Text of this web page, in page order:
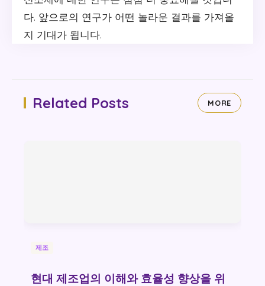
다. 앞으로의 연구가 어떤 놀라운 결과를 가져올
지 기대가 됩니다.
Related Posts MORE
제조
현대 제조업의 이해와 효율성 향상을 위